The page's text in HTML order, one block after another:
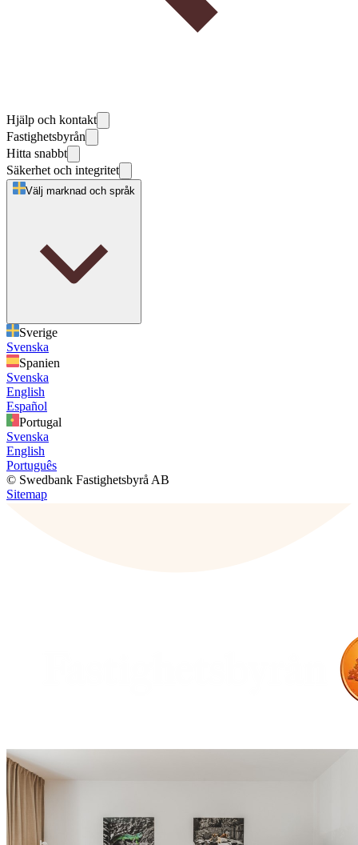
Hjälp och kontakt
Fastighetsbyrån
Hitta snabbt
Säkerhet och integritet
Välj marknad och språk
Sverige
Svenska
Spanien
Svenska
English
Español
Portugal
Svenska
English
Português
© Swedbank Fastighetsbyrå AB
Sitemap